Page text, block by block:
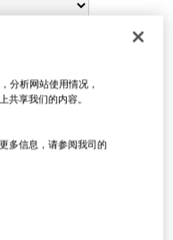
分析网站使用情况，
共享我们的内容。
多信息，请参阅我司的